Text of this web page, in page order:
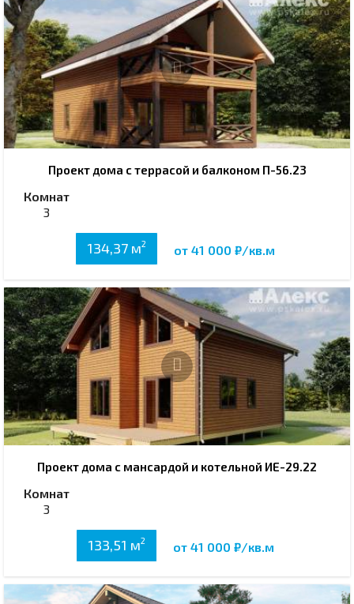
Проект дома с террасой и балконом П-56.23
Комнат
3
134,37 м2 от 41 000 ₽/кв.м
Проект дома с мансардой и котельной ИЕ-29.22
Комнат
3
133,51 м2 от 41 000 ₽/кв.м